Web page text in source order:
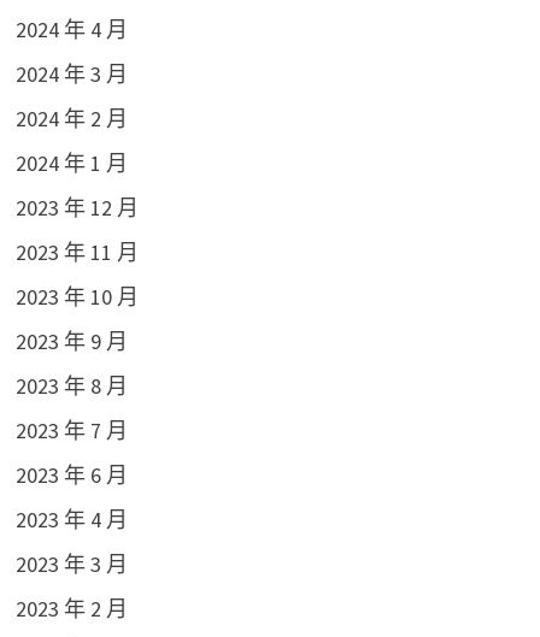
2024 年 4 月
2024 年 3 月
2024 年 2 月
2024 年 1 月
2023 年 12 月
2023 年 11 月
2023 年 10 月
2023 年 9 月
2023 年 8 月
2023 年 7 月
2023 年 6 月
2023 年 4 月
2023 年 3 月
2023 年 2 月